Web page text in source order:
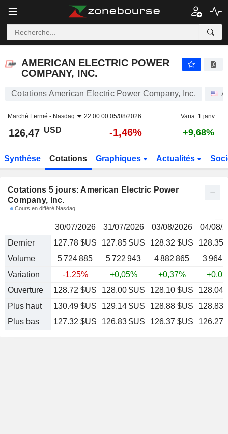
126,47
AMERICAN ELECTRIC POWER
COMPANY, INC.
Cotations American Electric Power Company, Inc.
Marché Fermé - Nasdaq 22:00:00 05/08/2026 Varia. 1 janv.
126,47 USD -1,46% +9,68%
Synthèse Cotations Graphiques Actualités
Cotations 5 jours: American Electric Power
Company, Inc.
Cours en différé Nasdaq
30/07/2026 31/07/2026 03/08/2026
04/08/
Dernier
127.78 $US 127.85 $US 128.32 $US
128.35
Volume
5 724 885 5 722 943 4 882 865
3 964
Variation
-1,25% +0,05% +0,37%
Ouverture
128.72 $US 128.00 $US 128.10 $US
128.04
Plus haut
130.49 $US 129.14 $US 128.88 $US
128.83
Plus bas
127.32 $US 126.83 $US 126.37 $US 126.27